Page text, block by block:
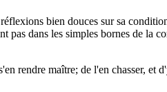
bien douces sur sa
pas dans les simples bornes de la
rendre maître; de l'en chasser, et